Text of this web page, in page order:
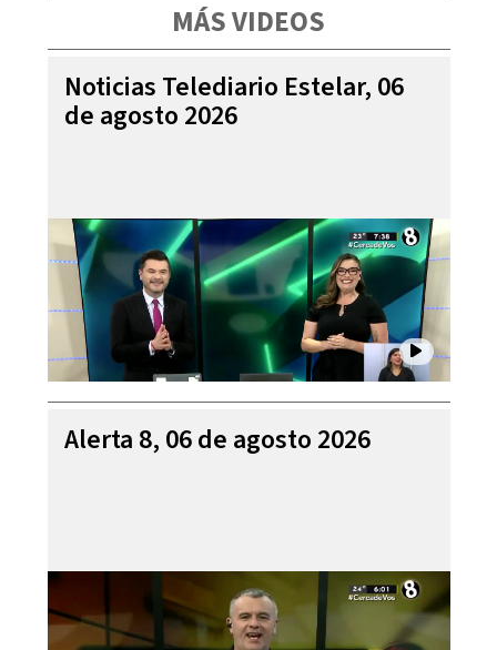
MÁS VIDEOS
Noticias Telediario Estelar, 06
de agosto 2026
Alerta 8, 06 de agosto 2026